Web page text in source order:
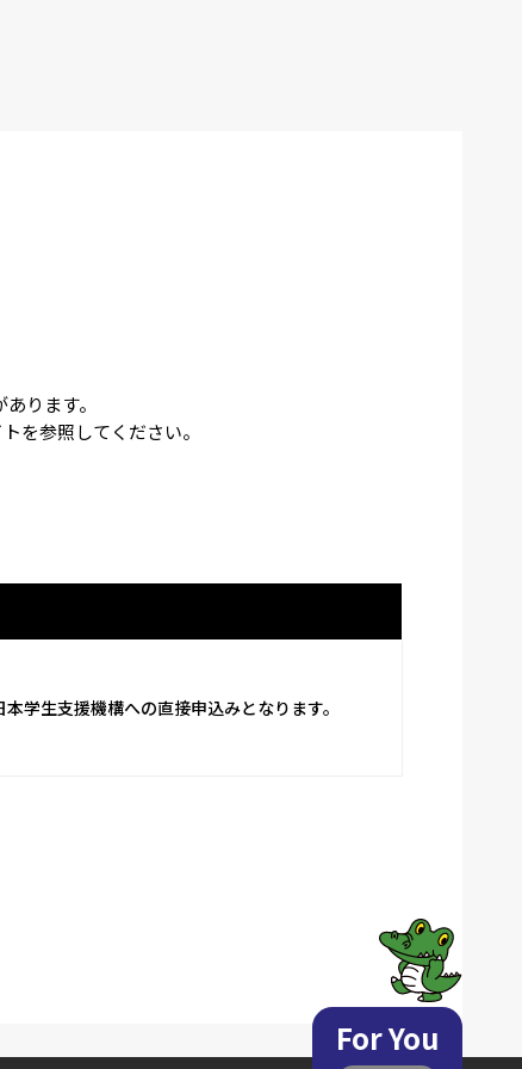
For You
ります。
を参照してください。
本学生支援機構への直接申込みとなります。